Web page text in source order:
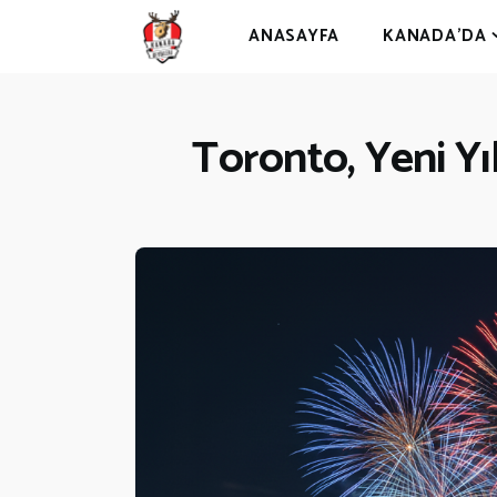
ANASAYFA KANADA’DA
Toronto, Yeni